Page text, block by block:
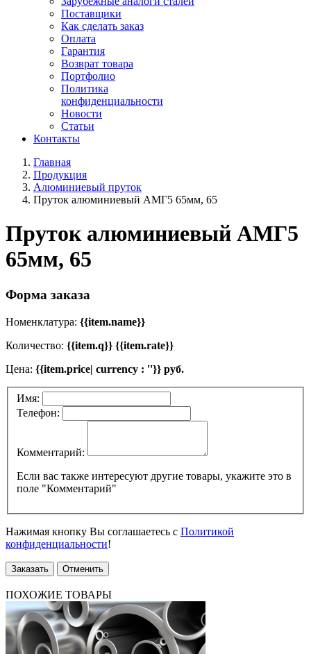
Поставщики
Как сделать заказ
Оплата
Гарантия
Возврат товара
Портфолио
Политика
конфиденциальности
Новости
Статьи
Контакты
Главная
Продукция
Алюминиевый пруток
Пруток алюминиевый АМГ5 65мм, 65
Пруток алюминиевый АМГ5
65мм, 65
Форма заказа
Номенклатура: {{item.name}}
Количество: {{item.q}} {{item.rate}}
Цена: {{item.price| currency : ''}} руб.
Имя:
Телефон:
Комментарий:
Если вас также интересуют другие товары, укажите это в
поле "Комментарий"
Нажимая кнопку Вы соглашаетесь с Политикой
конфиденциальности!
Заказать Отменить
ПОХОЖИЕ ТОВАРЫ